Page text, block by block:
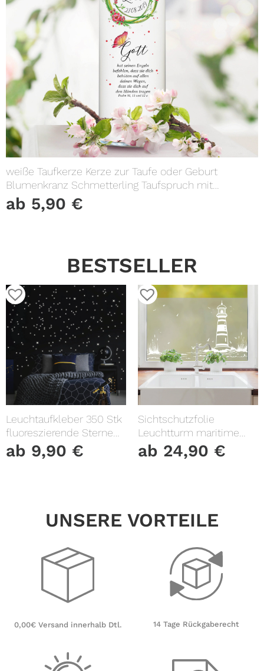
weiße Taufkerze Kerze zur Taufe oder Geburt
Blumenkranz Schmetterling Taufspruch mit
Wunschname & Datum
ab 5,90 €
BESTSELLER
Leuchtaufkleber 350 Stk
fluoreszierende Sterne
und Punkte leuchten im
Dunklen Kinderzimmer
ab 9,90 €
Sichtschutzfolie
Leuchtturm maritime
Fensterfolie Fensterdeko
Milchglasfolie
ab 24,90 €
UNSERE VORTEILE
0,00€ Versand innerhalb Dtl. 14 Tage Rückgaberecht